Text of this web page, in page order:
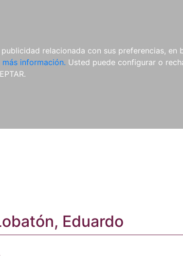
relacionada con sus preferencias, en
información. Usted puede configurar o
CDS Y
DVDS
MATERIAL
COMPLEMENTARIO
Eduardo